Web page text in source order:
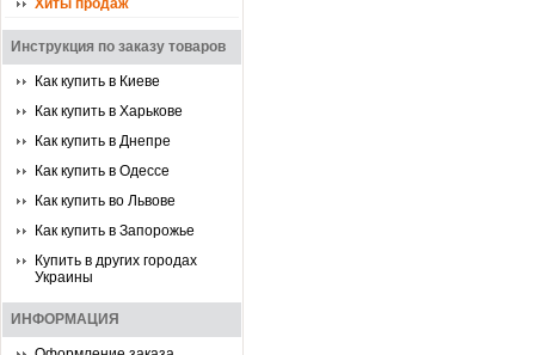
Хиты продаж
Инструкция по заказу товаров
Как купить в Киеве
Как купить в Харькове
Как купить в Днепре
Как купить в Одессе
Как купить во Львове
Как купить в Запорожье
Купить в других городах
Украины
ИНФОРМАЦИЯ